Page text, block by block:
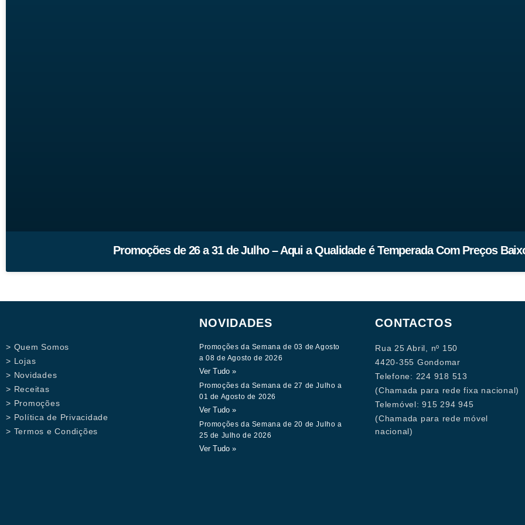
Promoções de 26 a 31 de Julho – Aqui a Qualidade é Temperada Com Preços
> Quem Somos
> Lojas
> Novidades
> Receitas
> Promoções
> Política de Privacidade
> Termos e Condições
NOVIDADES
Promoções da Semana de 03 de Agosto
a 08 de Agosto de 2026
Ver Tudo »
Promoções da Semana de 27 de Julho a
01 de Agosto de 2026
Ver Tudo »
Promoções da Semana de 20 de Julho a
25 de Julho de 2026
Ver Tudo »
CONTACTOS
Rua 25 Abril, nº 150
4420-355 Gondomar
Telefone: 224 918 513
(Chamada para rede fixa nacional)
Telemóvel: 915 294 945
(Chamada para rede móvel
nacional)